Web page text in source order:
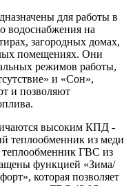
для работы в
водоснабжения на
загородных домах,
помещениях. Они
режимов работы,
и «Сон»,
и позволяют
высоким КПД -
теплообменник из меди
ГВС из
функцией «Зима/
которая позволяет